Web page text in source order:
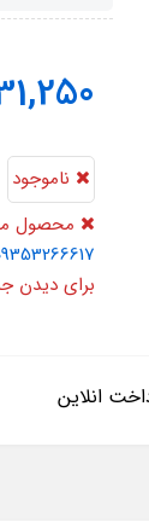
ناموجود
محصول
برای دیدن
انلاین